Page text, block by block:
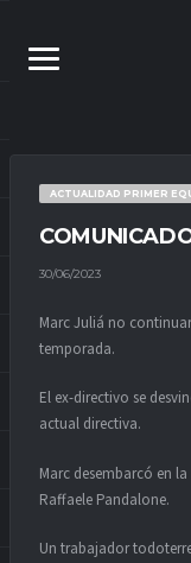
ACTUALIDAD PRIMER
30/06/2023
Marc Juliá no
temporada.
El ex-directivo se
actual directiva.
Marc desembarcó en
Raffaele Pandalone.
Un trabajador